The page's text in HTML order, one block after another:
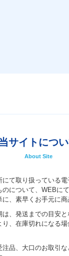
当サイトにつ
About Site
にて取り扱っている
について、WEBに
、素早くお手元に商
、発送までの目安と
り、在庫切れになる
品、大口のお取引